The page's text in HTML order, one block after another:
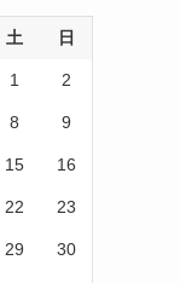
土 日
1 2
8 9
15 16
22 23
29 30